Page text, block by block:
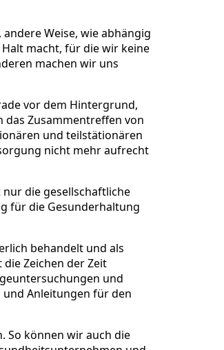
Weise, wie abhängig
macht, für die wir keine
machen wir uns
vor dem Hintergrund,
das Zusammentreffen von
und teilstätionären
nicht mehr aufrecht
die gesellschaftliche
für die Gesunderhaltung
behandelt und als
Zeichen der Zeit
und
Anleitungen für den
So können wir auch die